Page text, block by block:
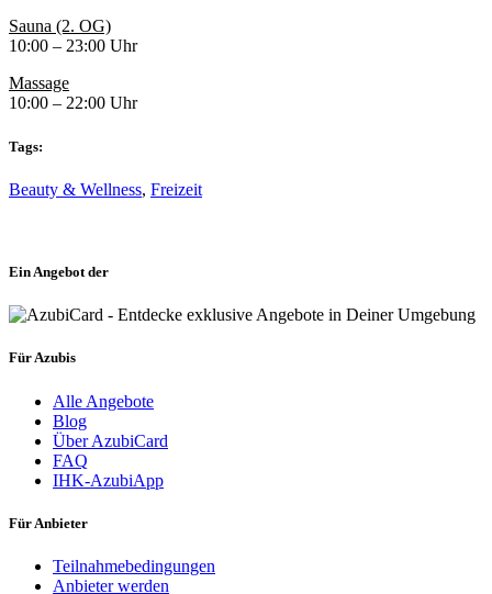
Sauna (2. OG)
10:00 – 23:00 Uhr
Massage
10:00 – 22:00 Uhr
Tags:
Beauty & Wellness, Freizeit
Ein Angebot der
Für Azubis
Alle Angebote
Blog
Über AzubiCard
FAQ
IHK-AzubiApp
Für Anbieter
Teilnahmebedingungen
Anbieter werden